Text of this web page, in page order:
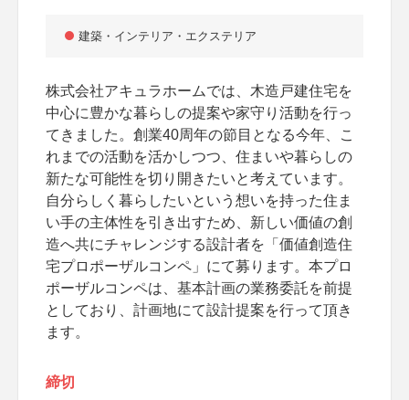
建築・インテリア・エクステリア
株式会社アキュラホームでは、木造戸建住宅を
中心に豊かな暮らしの提案や家守り活動を行っ
てきました。創業40周年の節目となる今年、こ
れまでの活動を活かしつつ、住まいや暮らしの
新たな可能性を切り開きたいと考えています。
自分らしく暮らしたいという想いを持った住ま
い手の主体性を引き出すため、新しい価値の創
造へ共にチャレンジする設計者を「価値創造住
宅プロポーザルコンペ」にて募ります。本プロ
ポーザルコンペは、基本計画の業務委託を前提
としており、計画地にて設計提案を行って頂き
ます。
締切